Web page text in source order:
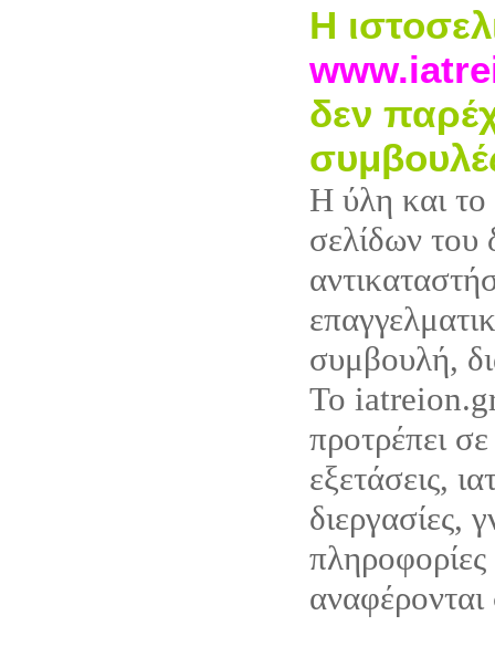
Η
δεν
Η ύλη και το
σελίδων του
συμβουλή,
Το
προτρέπει
εξετάσεις,
διεργασίες,